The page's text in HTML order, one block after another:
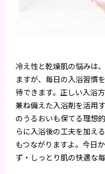
冷え性と乾燥肌の悩みは
ますが、毎日の入浴習慣
待できます。正しい入浴
兼ね備えた入浴剤を活用
のうるおいも保てる理想
らに入浴後の工夫を加え
もつながりますよ。今日
ず・しっとり肌の快適な